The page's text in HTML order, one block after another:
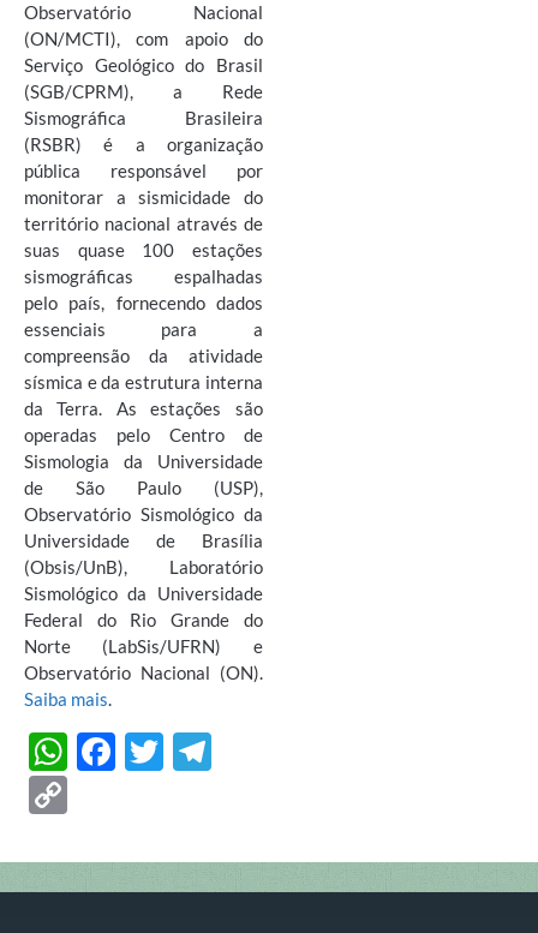
Observatório Nacional
(ON/MCTI), com apoio do
Serviço Geológico do Brasil
(SGB/CPRM), a Rede
Sismográfica Brasileira
(RSBR) é a organização
pública responsável por
monitorar a sismicidade do
território nacional através de
suas quase 100 estações
sismográficas espalhadas
pelo país, fornecendo dados
essenciais para a
compreensão da atividade
sísmica e da estrutura interna
da Terra. As estações são
operadas pelo Centro de
Sismologia da Universidade
de São Paulo (USP),
Observatório Sismológico da
Universidade de Brasília
(Obsis/UnB), Laboratório
Sismológico da Universidade
Federal do Rio Grande do
Norte (LabSis/UFRN) e
Observatório Nacional (ON).
Saiba mais.
W
s
A
F
b
o
T
er gr
a
p